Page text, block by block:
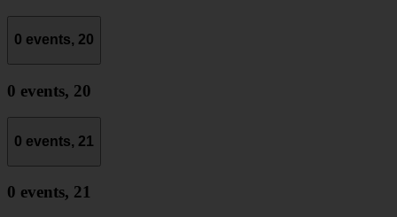
0 events, 20
0 events, 20
0 events, 21
0 events, 21